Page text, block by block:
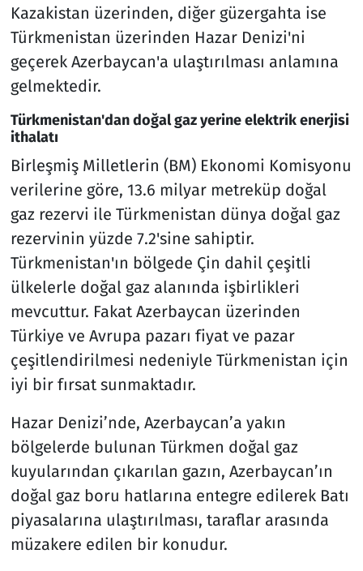
Kazakistan üzerinden, diğer güzergahta ise
Türkmenistan üzerinden Hazar Denizi'ni
geçerek Azerbaycan'a ulaştırılması anlamına
gelmektedir.
Türkmenistan'dan doğal gaz yerine elektrik enerjisi
ithalatı
Birleşmiş Milletlerin (BM) Ekonomi Komisyonu
verilerine göre, 13.6 milyar metreküp doğal
gaz rezervi ile Türkmenistan dünya doğal gaz
rezervinin yüzde 7.2'sine sahiptir.
Türkmenistan'ın bölgede Çin dahil çeşitli
ülkelerle doğal gaz alanında işbirlikleri
mevcuttur. Fakat Azerbaycan üzerinden
Türkiye ve Avrupa pazarı fiyat ve pazar
çeşitlendirilmesi nedeniyle Türkmenistan için
iyi bir fırsat sunmaktadır.
Hazar Denizi’nde, Azerbaycan’a yakın
bölgelerde bulunan Türkmen doğal gaz
kuyularından çıkarılan gazın, Azerbaycan’ın
doğal gaz boru hatlarına entegre edilerek Batı
piyasalarına ulaştırılması, taraflar arasında
müzakere edilen bir konudur.